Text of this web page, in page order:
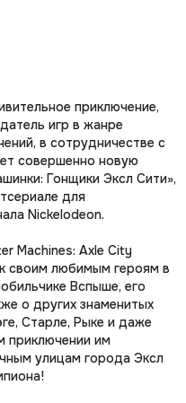
приключение,
игр в жанре
в сотрудничестве с
совершенно новую
Гонщики Эксл Сити»,
для
Nickelodeon.
Machines: Axle City
своим любимым героям в
Вспыше, его
о других знаменитых
Старле, Рыке и даже
приключении им
улицам города Эксл